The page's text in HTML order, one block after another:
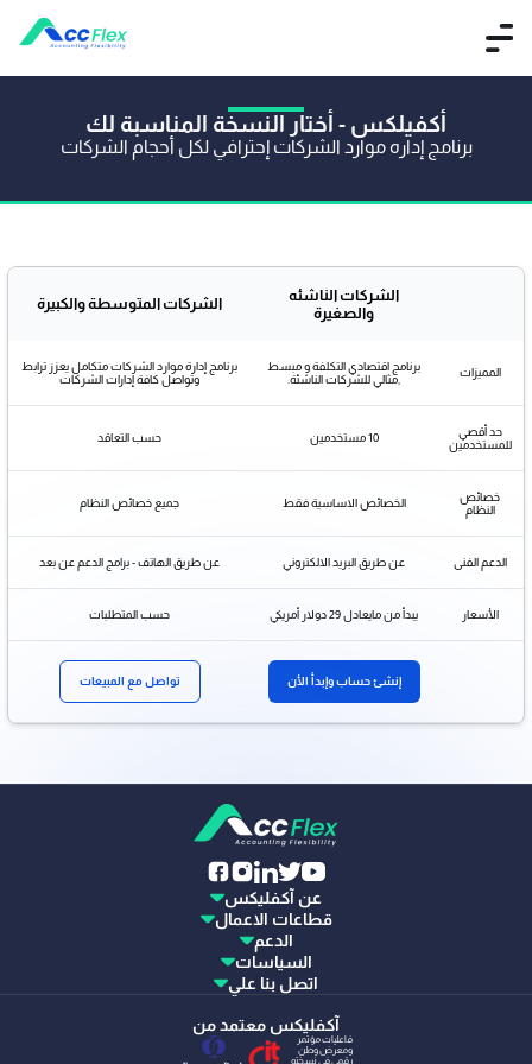
أكفيلكس - أختار النسخة المناسبة لك
برنامج إداره موارد الشركات إحترافي لكل أحجام الشركات
الشركات الناشئه
والصغيرة
الشركات المتوسطة والكبيرة
المميزات
برنامج اقتصادي التكلفة و مبسط
,مثالي للشركات الناشئة.
برنامج إدارة موارد الشركات متكامل يعزز ترابط
وتواصل كافة إدارات الشركات
حد أقصي
للمستخدمين
10 مستخدمين حسب التعاقد
خصائص
النظام
الخصائص الاساسية فقط جميع خصائص النظام
الدعم الفنى عن طريق البريد الالكتروني عن طريق الهاتف - برامج الدعم عن بعد
الأسعار يبدأ من مايعادل 29 دولار أمريكي حسب المتطلبات
إنشئ حساب وإبدأ الأن تواصل مع المبيعات
عن آكفليكس
قطاعات الاعمال
الدعم
السياسات
اتصل بنا علي
آكفليكس معتمد من
فاعليات مؤتمر
ومعرض وطن
رقمي في نسخته